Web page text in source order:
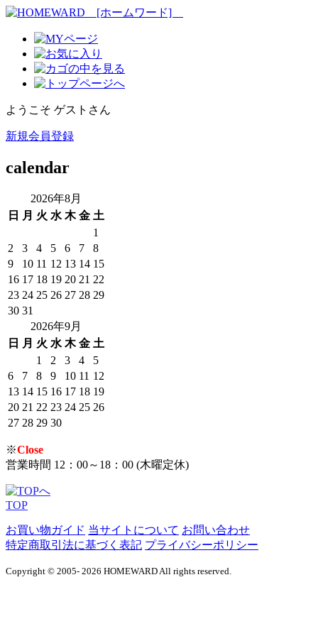
ようこそ ゲストさん
新規会員登録
calendar
2026年8月
日
月 火 水 木 金 土
1
2
3 4 5 6 7
8
9
10 11 12 13 14 15
16 17 18 19 20 21 22
23 24 25 26 27 28 29
30 31
2026年9月
日
月 火 水 木 金 土
1
2 3 4
5
6
7 8 9 10 11 12
13 14 15 16 17 18 19
20 21 22 23 24 25 26
27 28 29 30
※Close
営業時間 12：00～18：00 (木曜定休)
TOP
お買い物ガイド 当サイトについて お問い合わせ
特定商取引法に基づく表記 プライバシーポリシー
Copyright © 2005- 2026 HOMEWARD All rights reserved.